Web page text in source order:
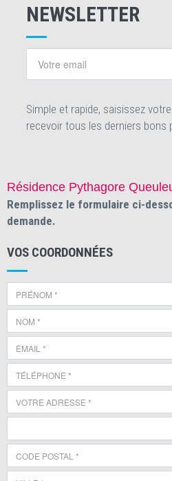
NEWSLETTER
Simple et rapide, saisissez
recevoir tous les derniers bons
Résidence Pythagore
Remplissez le formulaire ci-
demande.
VOS COORDONNÉES